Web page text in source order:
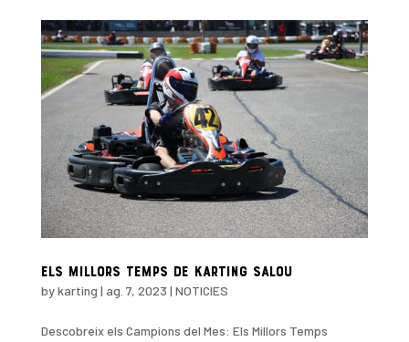
Els Millors Temps de Karting Salou
bykarting | ag. 7, 2023 | NOTICIES
Descobreix els Campions del Mes: Els Millors Temps